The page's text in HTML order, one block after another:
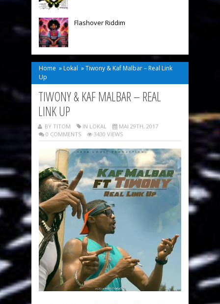
Flashover Riddim
Home » Lokal »Tiwony & Kaf Malbar – Real Link
Up
TIWONY & KAF MALBAR – REAL
LINK UP
BY TITOM IN LOKAL
MAI 29TH, 2017
0 COMMENTS
3430 VIEWS